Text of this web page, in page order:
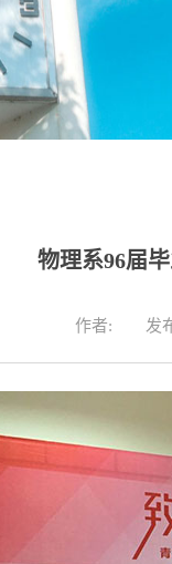
物理系96届
作者: 发